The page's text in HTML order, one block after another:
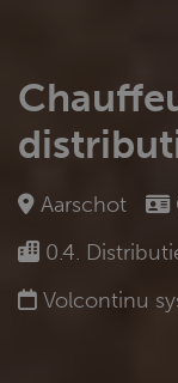
Aarschot
0.4.
Volcontinu